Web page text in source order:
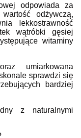
odpowiada za
odżywczą,
lekkostrawność
wątróbki gęsiej
witaminy
umiarkowana
sprawdzi się
bardziej
z naturalnymi